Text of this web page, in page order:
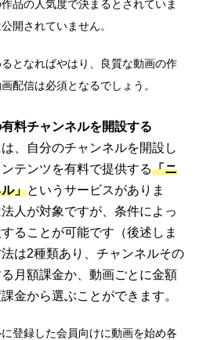
品の人気度で決まるとされていま
開されていません。
となればやはり、良質な動画の作
配信は必須となるでしょう。
料チャンネルを開設する
、自分のチャンネルを開設し
テンツを有料で提供する「ニ
」というサービスがありま
人が対象ですが、条件によっ
ることが可能です（後述しま
は2種類あり、チャンネルその
月額課金か、動画ごとに金額
金から選ぶことができます。
登録した会員向けに動画を始め各